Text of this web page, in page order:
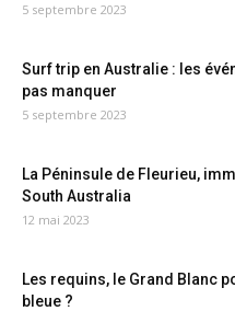
5 septembre 2023
Surf trip en Australie : les
pas manquer
5 septembre 2023
La Péninsule de Fleurieu,
South Australia
12 mai 2023
Les requins, le Grand Blanc
bleue ?